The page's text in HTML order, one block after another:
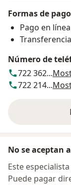
Formas de
Pago en
Transferencia
Número de
722 362...
722 214...
No se aceptan
Este
Puede pagar